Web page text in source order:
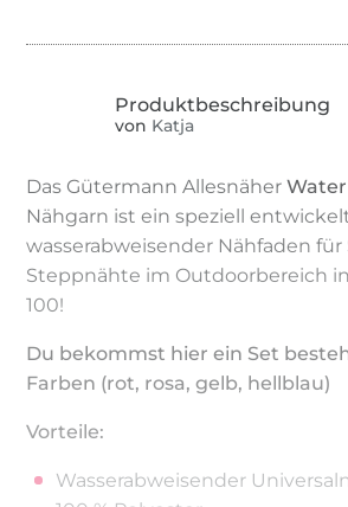
von Katja
Das Gütermann Allesnäher
Nähgarn ist ein speziell
wasserabweisender Nähfaden
Steppnähte im Outdoorbereich
100!
Du bekommst hier ein Set
Farben (rot, rosa, gelb, hellblau)
Vorteile:
Wasserabweisender